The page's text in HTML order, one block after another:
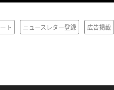
ト ニュースレター登録 広告掲載